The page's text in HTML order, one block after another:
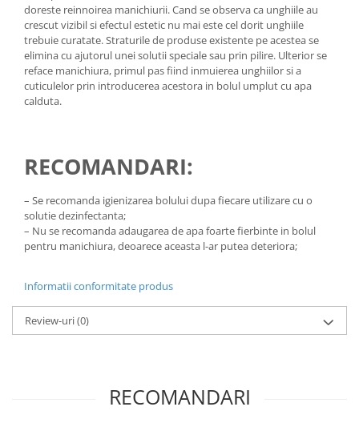
doreste reinnoirea manichiurii. Cand se observa ca unghiile au
crescut vizibil si efectul estetic nu mai este cel dorit unghiile
trebuie curatate. Straturile de produse existente pe acestea se
elimina cu ajutorul unei solutii speciale sau prin pilire. Ulterior se
reface manichiura, primul pas fiind inmuierea unghiilor si a
cuticulelor prin introducerea acestora in bolul umplut cu apa
calduta.
RECOMANDARI:
– Se recomanda igienizarea bolului dupa fiecare utilizare cu o
solutie dezinfectanta;
– Nu se recomanda adaugarea de apa foarte fierbinte in bolul
pentru manichiura, deoarece aceasta l-ar putea deteriora;
Informatii conformitate produs
Review-uri(0)
RECOMANDARI